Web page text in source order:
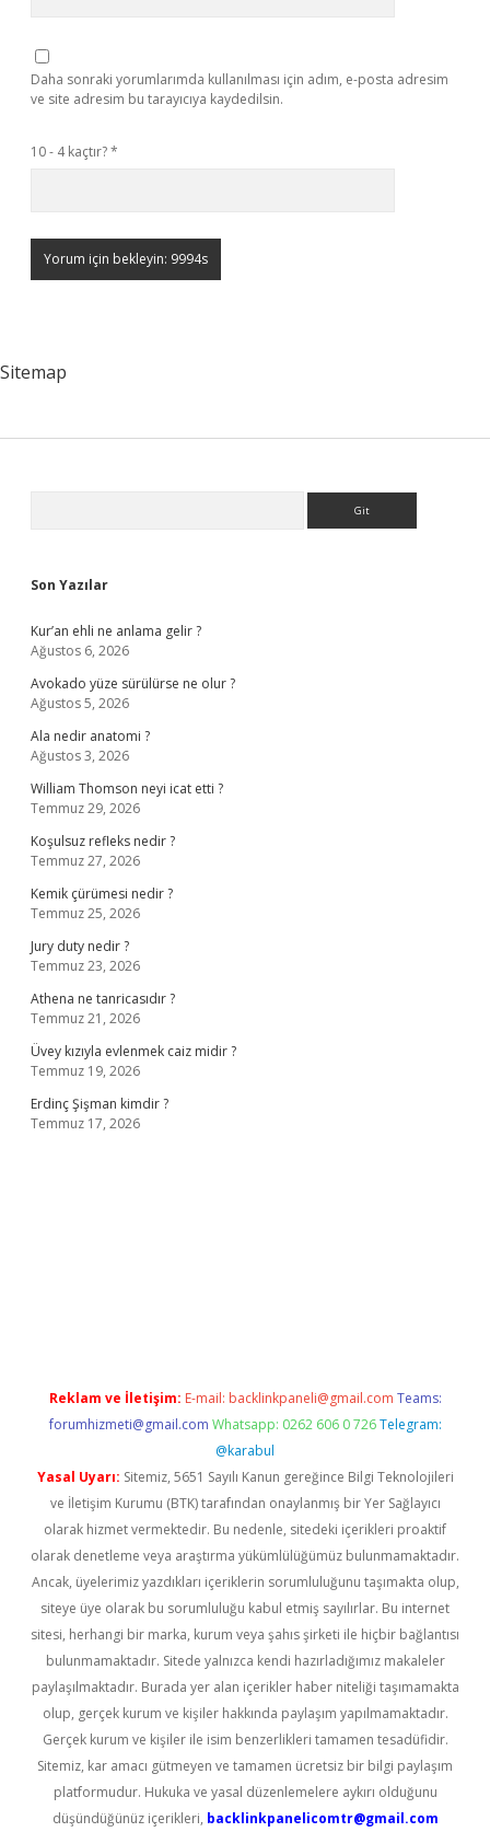
Daha sonraki yorumlarımda kullanılması için adım, e-posta adresim
ve site adresim bu tarayıcıya kaydedilsin.
10 - 4 kaçtır?*
Sitemap
Son Yazılar
Kur’an ehli ne anlama gelir ?
Ağustos 6, 2026
Avokado yüze sürülürse ne olur ?
Ağustos 5, 2026
Ala nedir anatomi ?
Ağustos 3, 2026
William Thomson neyi icat etti ?
Temmuz 29, 2026
Koşulsuz refleks nedir ?
Temmuz 27, 2026
Kemik çürümesi nedir ?
Temmuz 25, 2026
Jury duty nedir ?
Temmuz 23, 2026
Athena ne tanricasıdır ?
Temmuz 21, 2026
Üvey kızıyla evlenmek caiz midir ?
Temmuz 19, 2026
Erdinç Şişman kimdir ?
Temmuz 17, 2026
Reklam ve İletişim: E-mail: backlinkpaneli@gmail.com Teams:
forumhizmeti@gmail.com Whatsapp: 0262 606 0 726 Telegram:
@karabul
Yasal Uyarı: Sitemiz, 5651 Sayılı Kanun gereğince Bilgi Teknolojileri
ve İletişim Kurumu (BTK) tarafından onaylanmış bir Yer Sağlayıcı
olarak hizmet vermektedir. Bu nedenle, sitedeki içerikleri proaktif
olarak denetleme veya araştırma yükümlülüğümüz bulunmamaktadır.
Ancak, üyelerimiz yazdıkları içeriklerin sorumluluğunu taşımakta olup,
siteye üye olarak bu sorumluluğu kabul etmiş sayılırlar. Bu internet
sitesi, herhangi bir marka, kurum veya şahıs şirketi ile hiçbir bağlantısı
bulunmamaktadır. Sitede yalnızca kendi hazırladığımız makaleler
paylaşılmaktadır. Burada yer alan içerikler haber niteliği taşımamakta
olup, gerçek kurum ve kişiler hakkında paylaşım yapılmamaktadır.
Gerçek kurum ve kişiler ile isim benzerlikleri tamamen tesadüfidir.
Sitemiz, kar amacı gütmeyen ve tamamen ücretsiz bir bilgi paylaşım
platformudur. Hukuka ve yasal düzenlemelere aykırı olduğunu
düşündüğünüz içerikleri, backlinkpanelicomtr@gmail.com